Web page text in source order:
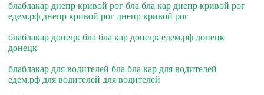
блаблакар днепр кривой рог бла бла кар днепр кривой рог
едем.рф днепр кривой рог днепр кривой рог
блаблакар донецк бла бла кар донецк едем.рф донецк
донецк
блаблакар для водителей бла бла кар для водителей
едем.рф для водителей для водителей